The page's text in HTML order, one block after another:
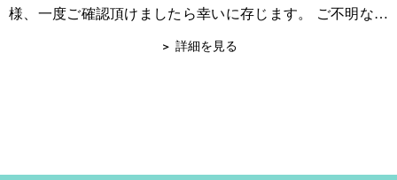
様、一度ご確認頂けましたら幸いに存じます。 ご不明な点
詳細を見る